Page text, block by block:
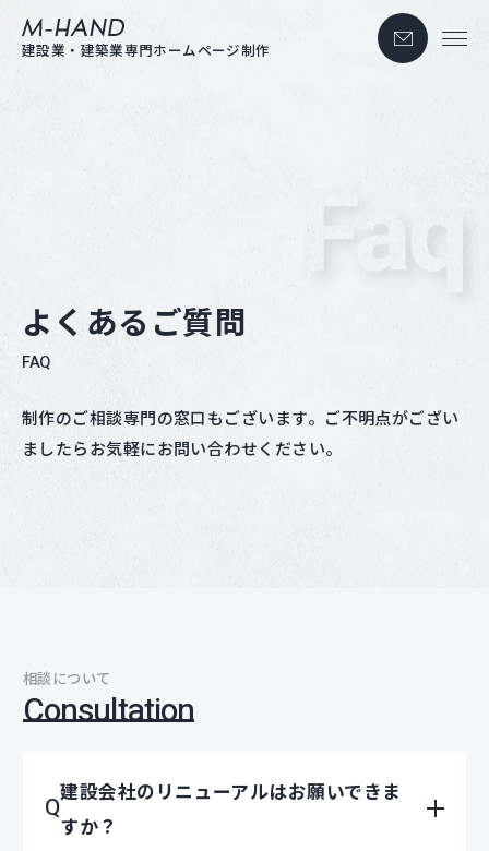
M-hand
建設業・建築業専門ホームページ制作
お問い合わせ
よくあるご質問
FAQ
制作のご相談専門の窓口もございます。ご不明点がござい
ましたらお気軽にお問い合わせください。
相談について
Consultation
建設会社のリニューアルはお願いできま
すか？